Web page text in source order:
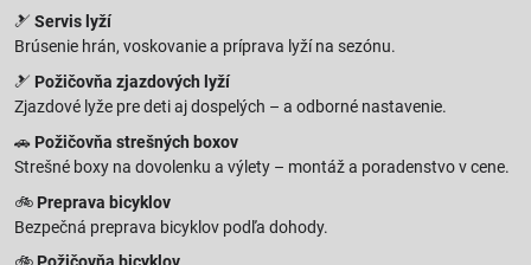
🎿 Servis lyží
Brúsenie hrán, voskovanie a príprava lyží na sezónu.
🎿 Požičovňa zjazdových lyží
Zjazdové lyže pre deti aj dospelých – a odborné nastavenie.
🚗 Požičovňa strešných boxov
Strešné boxy na dovolenku a výlety – montáž a poradenstvo v cene.
🚲 Preprava bicyklov
Bezpečná preprava bicyklov podľa dohody.